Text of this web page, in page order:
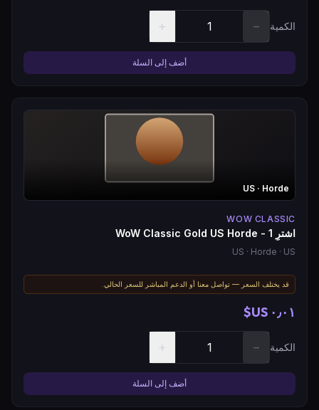
الكمية −
+
أضف إلى السلة
US · Horde
WOW CLASSIC
اشترِ WoW Classic Gold US Horde - 1
US · Horde · US
قد يختلف السعر — تواصل معنا أو الدعم المباشر للسعر الحالي.
٠٫٠١ US$
الكمية −
+
أضف إلى السلة